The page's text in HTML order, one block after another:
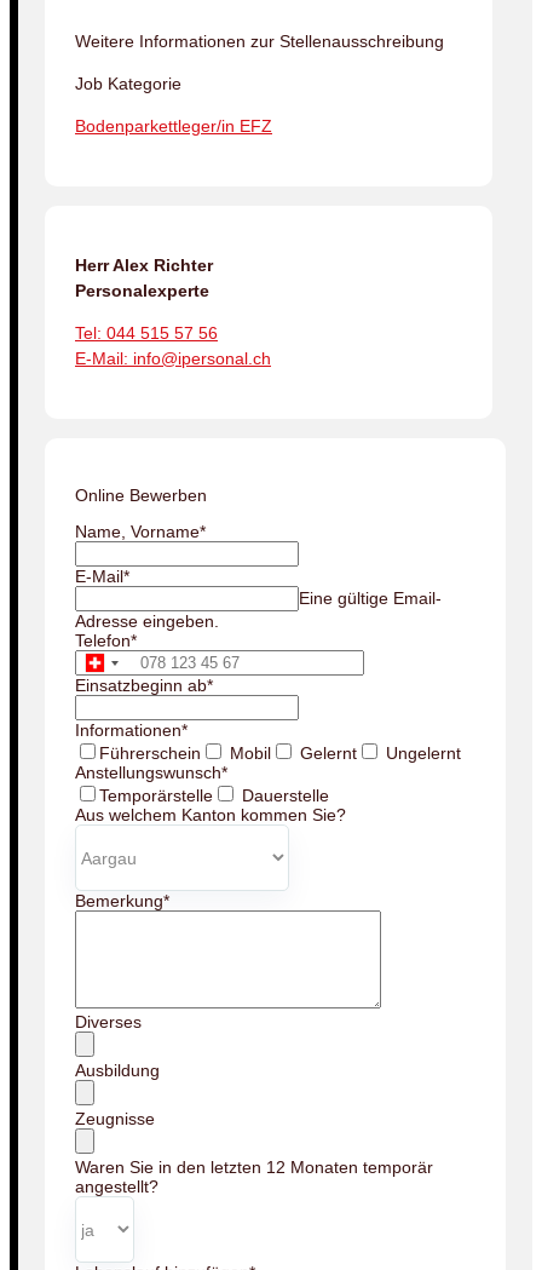
Weitere Informationen zur Stellenausschreibung
Job Kategorie
Bodenparkettleger/in EFZ
Herr Alex Richter
Personalexperte
Tel: 044 515 57 56
E-Mail: info@ipersonal.ch
Online Bewerben
Name, Vorname*
E-Mail*
Eine gültige Email-
Adresse eingeben.
Telefon*
Einsatzbeginn ab*
Informationen*
Führerschein
Mobil Gelernt
Ungelernt
Anstellungswunsch*
Temporärstelle
Dauerstelle
Aus welchem Kanton kommen Sie?
Bemerkung*
Diverses
Ausbildung
Zeugnisse
Waren Sie in den letzten 12 Monaten temporär
angestellt?